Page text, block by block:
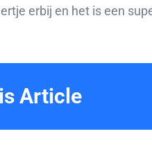
erbij en het is een
Article